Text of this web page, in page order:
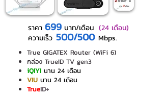
ราคา 699 บาท/เดือน (24 เดือน)
ความเร็ว 500/500 Mbps.
True GIGATEX Router (WiFi 6)
กล่อง TrueID TV gen3
iQIYI นาน 24 เดือน
VIU นาน 24 เดือน
TrueID+